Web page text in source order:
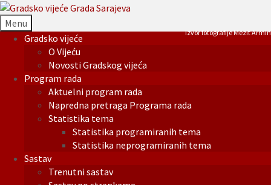
Menu
Gradsko vijeće
O Vijeću
Novosti Gradskog vijeća
Program rada
Aktuelni program rada
Napredna pretraga Programa rada
Statistika tema
Statistika programiranih tema
Statistika neprogramiranih tema
Sastav
Trenutni sastav
Izvor fotografije Mezit Armin